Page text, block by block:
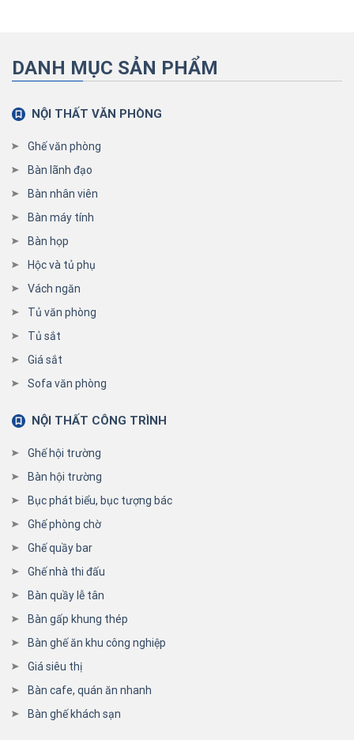
DANH MỤC SẢN PHẨM
NỘI THẤT VĂN PHÒNG
Ghế văn phòng
Bàn lãnh đạo
Bàn nhân viên
Bàn máy tính
Bàn họp
Hộc và tủ phụ
Vách ngăn
Tủ văn phòng
Tủ sắt
Giá sắt
Sofa văn phòng
NỘI THẤT CÔNG TRÌNH
Ghế hội trường
Bàn hội trường
Bục phát biểu, bục tượng bác
Ghế phòng chờ
Ghế quầy bar
Ghế nhà thi đấu
Bàn quầy lễ tân
Bàn gấp khung thép
Bàn ghế ăn khu công nghiệp
Giá siêu thị
Bàn cafe, quán ăn nhanh
Bàn ghế khách sạn